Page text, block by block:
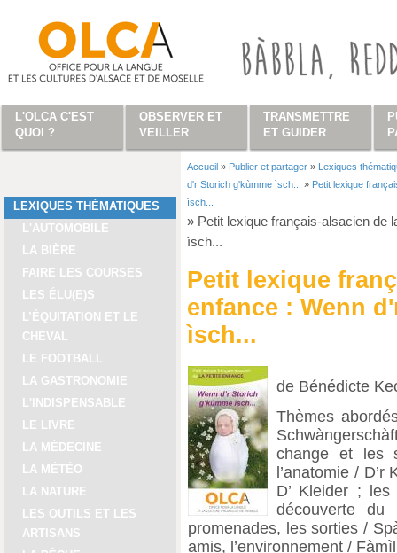
LEXIQUES THÉMATIQUES
L'AUTOMOBILE
LA BIÈRE
FAIRE LES COURSES
LES ÉLU(E)S
L’ÉQUITATION ET LE
CHEVAL
LE FOOTBALL
LA GASTRONOMIE
L'INDISPENSABLE
LE LIVRE
LA MÉDECINE
LA MÉTÉO
LA NATURE
LES OUTILS ET LES
ARTISANS
Vous êtes ici
Accueil » Publier et partager » Lexiques
d'r Storich g'kùmme ìsch...
» Petit lexique
ìsch...
» Petit lexique français-alsacien de
ìsch...
Petit lexique
enfance : Wenn
ìsch...
de Bénédicte
Thèmes
change et les
l’anatomie / D’r
D’ Kleider ;
découverte
promenades, les sorties /
amis, l’environnement /
L'OLCA C'EST
QUOI ?
OBSERVER ET
VEILLER
TRANSMETTRE
ET GUIDER